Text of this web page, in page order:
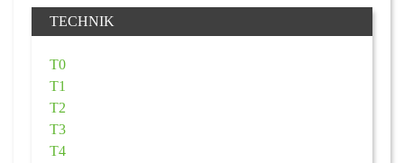
TECHNIK
T0
T1
T2
T3
T4